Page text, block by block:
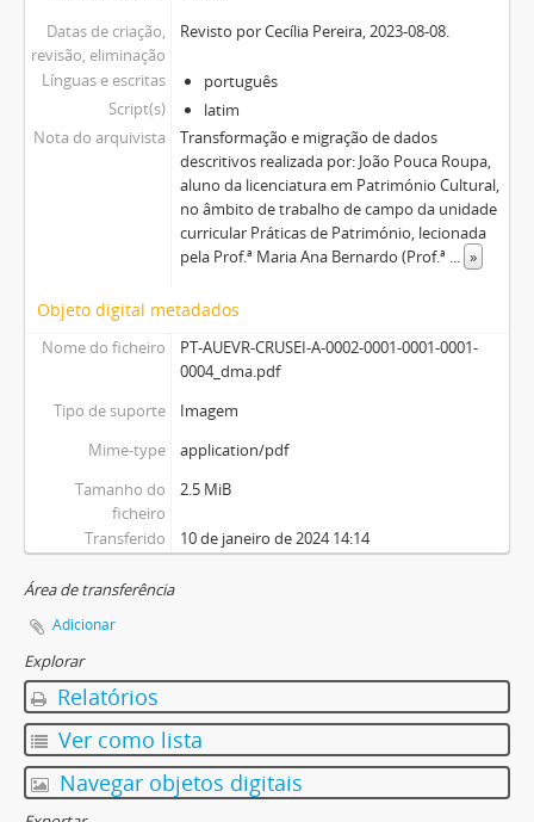
Datas de criação,
revisão, eliminação
Revisto por Cecília Pereira, 2023-08-08.
Línguas e escritas
português
Script(s)
latim
Nota do arquivista
Transformação e migração de dados
descritivos realizada por: João Pouca Roupa,
aluno da licenciatura em Património Cultural,
no âmbito de trabalho de campo da unidade
curricular Práticas de Património, lecionada
pela Prof.ª Maria Ana Bernardo (Prof.ª ... »
Objeto digital metadados
Nome do ficheiro
PT-AUEVR-CRUSEI-A-0002-0001-0001-0001-
0004_dma.pdf
Tipo de suporte
Imagem
Mime-type
application/pdf
Tamanho do
ficheiro
2.5 MiB
Transferido 10 de janeiro de 2024 14:14
Área de transferência
Adicionar
Explorar
Relatórios
Ver como lista
Navegar objetos digitais